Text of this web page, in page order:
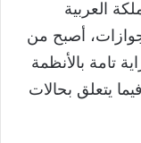
العربية
أصبح من
تامة بالأنظمة
يتعلق بحالات